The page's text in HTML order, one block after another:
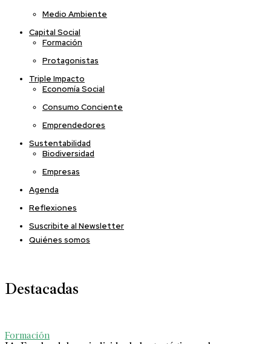
Medio Ambiente
Capital Social
Formación
Protagonistas
Triple Impacto
Economía Social
Consumo Conciente
Emprendedores
Sustentabilidad
Biodiversidad
Empresas
Agenda
Reflexiones
Suscribite al Newsletter
Quiénes somos
Destacadas
Formación